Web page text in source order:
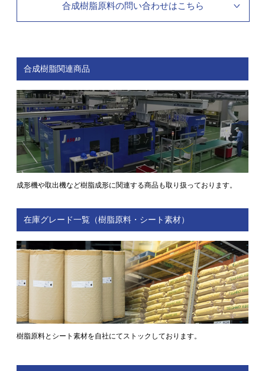
合成樹脂原料の問い合わせはこちら
合成樹脂関連商品
成形機や取出機など樹脂成形に関連する商品も取り扱っております。
在庫グレード⼀覧（樹脂原料・シート素材）
樹脂原料とシート素材を自社にてストックしております。